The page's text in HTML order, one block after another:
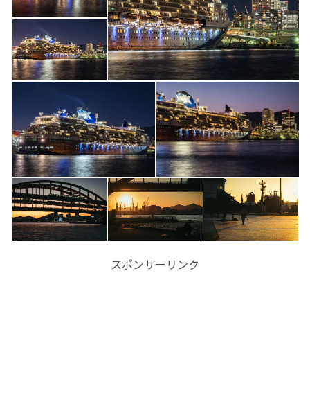
スポンサーリンク